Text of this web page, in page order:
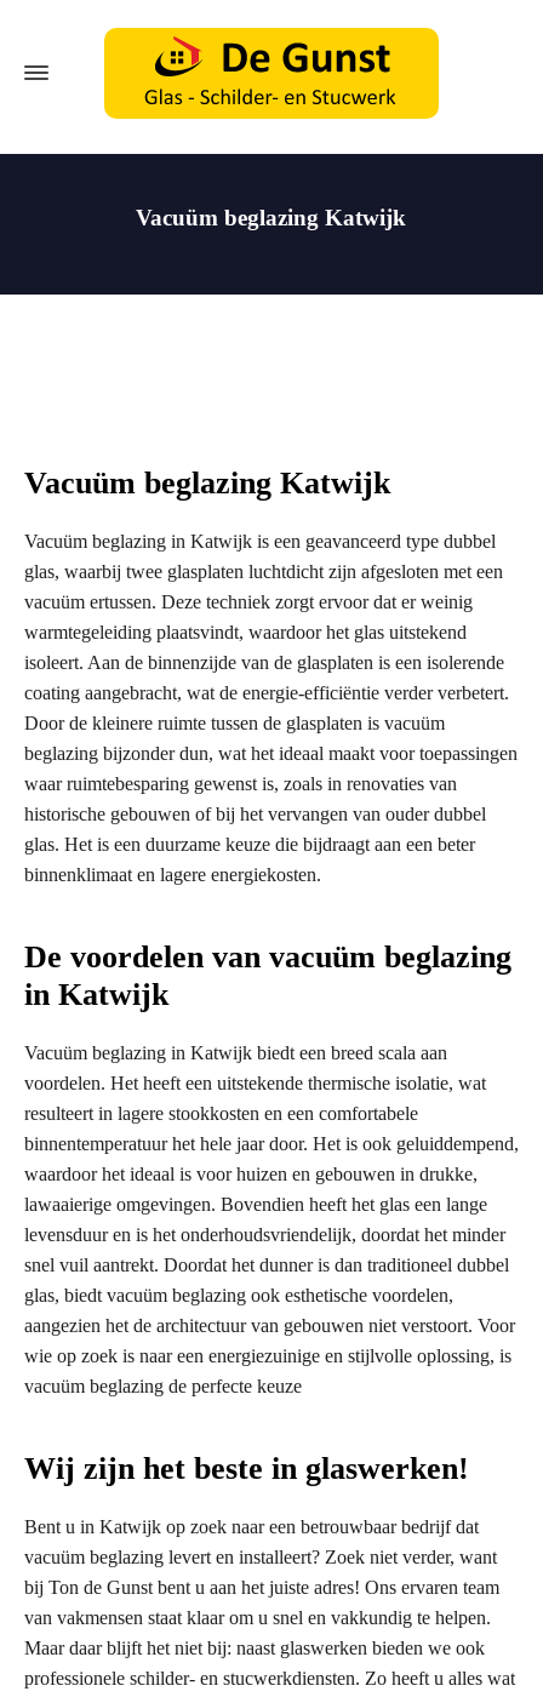
Vacuüm beglazing Katwijk
Vacuüm beglazing Katwijk
Vacuüm beglazing in Katwijk is een geavanceerd type dubbel
glas, waarbij twee glasplaten luchtdicht zijn afgesloten met een
vacuüm ertussen. Deze techniek zorgt ervoor dat er weinig
warmtegeleiding plaatsvindt, waardoor het glas uitstekend
isoleert. Aan de binnenzijde van de glasplaten is een isolerende
coating aangebracht, wat de energie-efficiëntie verder verbetert.
Door de kleinere ruimte tussen de glasplaten is vacuüm
beglazing bijzonder dun, wat het ideaal maakt voor toepassingen
waar ruimtebesparing gewenst is, zoals in renovaties van
historische gebouwen of bij het vervangen van ouder dubbel
glas. Het is een duurzame keuze die bijdraagt aan een beter
binnenklimaat en lagere energiekosten.
De voordelen van vacuüm beglazing
in Katwijk
Vacuüm beglazing in Katwijk biedt een breed scala aan
voordelen. Het heeft een uitstekende thermische isolatie, wat
resulteert in lagere stookkosten en een comfortabele
binnentemperatuur het hele jaar door. Het is ook geluiddempend,
waardoor het ideaal is voor huizen en gebouwen in drukke,
lawaaierige omgevingen. Bovendien heeft het glas een lange
levensduur en is het onderhoudsvriendelijk, doordat het minder
snel vuil aantrekt. Doordat het dunner is dan traditioneel dubbel
glas, biedt vacuüm beglazing ook esthetische voordelen,
aangezien het de architectuur van gebouwen niet verstoort. Voor
wie op zoek is naar een energiezuinige en stijlvolle oplossing, is
vacuüm beglazing de perfecte keuze
Wij zijn het beste in glaswerken!
Bent u in Katwijk op zoek naar een betrouwbaar bedrijf dat
vacuüm beglazing levert en installeert? Zoek niet verder, want
bij Ton de Gunst bent u aan het juiste adres! Ons ervaren team
van vakmensen staat klaar om u snel en vakkundig te helpen.
Maar daar blijft het niet bij: naast glaswerken bieden we ook
professionele schilder- en stucwerkdiensten. Zo heeft u alles wat